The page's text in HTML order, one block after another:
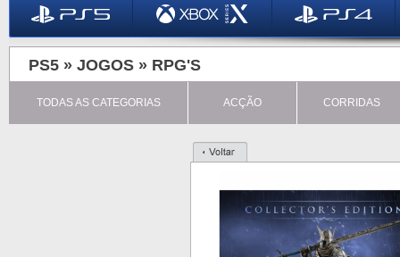
PS5 » JOGOS » RPG'S
TODAS AS CATEGORIAS ACÇÃO CORRIDAS